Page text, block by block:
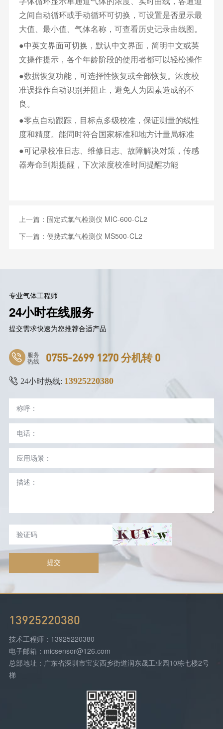
之间自动循环或手动循环可切换，可设置是否显示最
大值、最小值、气体名称，可查看历史记录曲线图。
●中英文界面可切换，默认中文界面，简明中文或英
文操作提示，各个年龄阶段的使用者都可以轻松操作
●数据恢复功能，可选择性恢复或全部恢复。浓度校
准误操作自动识别并阻止，避免人为因素造成的不
良。
●零点自动跟踪，目标点多级校准，保证测量的线性
度和精度。能同时符合国家标准和地方计量局标准
●可记录校准日志、维修日志、故障解决对策，传感
器寿命到期提醒，下次浓度校准时间提醒功能
上一篇： 固定式氯气检测仪 MIC-600-CL2
下一篇： 便携式氯气检测仪 MS500-CL2
专业气体工程师
24小时在线服务
提交需求快速为您推荐合适产品
服务
热线 0755-2699 1270 分机转 0
24小时热线: 13925220380
提交
13925220380
技术工程师：13925220380
电子邮箱：micsensor@126.com
总部地址：广东省深圳市宝安西乡街道润东晟工业园10栋七楼2号
梯